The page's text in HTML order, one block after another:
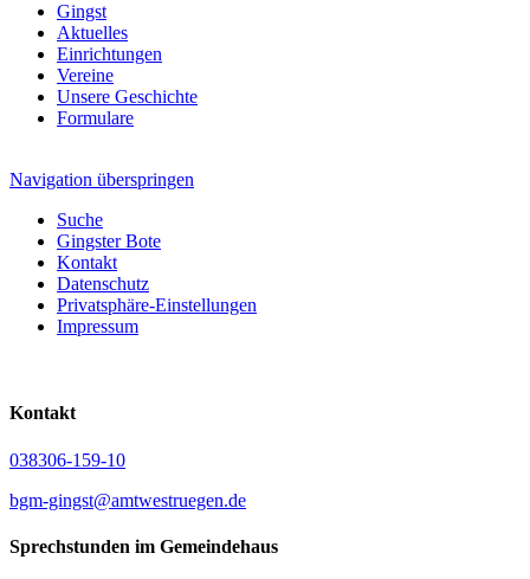
Gingst
Aktuelles
Einrichtungen
Vereine
Unsere Geschichte
Formulare
Navigation überspringen
Suche
Gingster Bote
Kontakt
Datenschutz
Privatsphäre-Einstellungen
Impressum
Kontakt
038306-159-10
bgm-gingst@amtwestruegen.de
Sprechstunden im Gemeindehaus